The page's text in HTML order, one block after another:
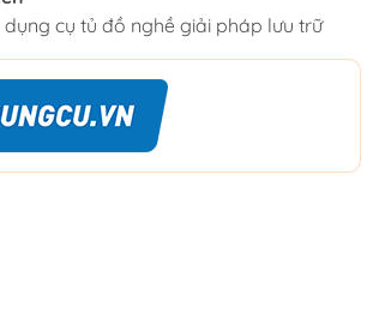
dụng cụ tủ đồ nghề giải pháp lưu trữ